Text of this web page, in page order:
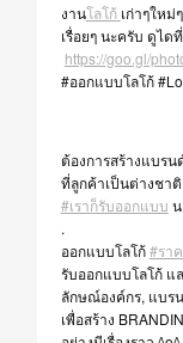
งานโลโก้ เก่าๆใหม่
เรื่อยๆ นะครับ ดูได
https://goo.gl/
#ออกแบบโลโก้
ต้องการสร้างแบรน
ที่ลูกค้าเป็นต่างชาติ
#เราก็รับออกแบบ
.
ออกแบบโลโก้#รา
รับออกแบบโลโก้ แ
ลักษณ์องค์กร, แบร
เพื่อสร้าง